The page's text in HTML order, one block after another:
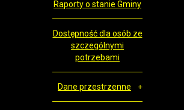
Raporty o stanie Gminy
Dostępność dla osób ze
szczególnymi
potrzebami
Dane przestrzenne